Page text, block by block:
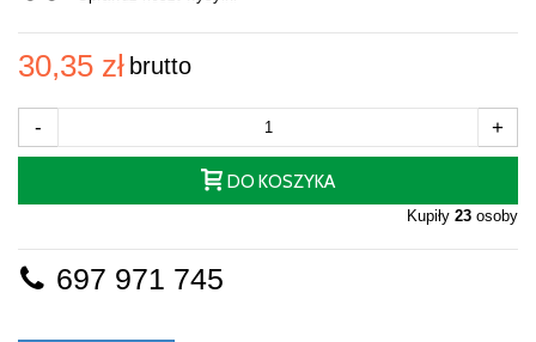
30,35 zł brutto
- +
DO KOSZYKA
Kupiły 23 osoby
697 971 745